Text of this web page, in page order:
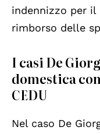
indennizzo per
rimborso delle
I casi De
domestica
CEDU
Nel caso De